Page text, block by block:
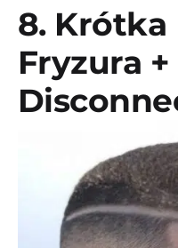
8. Krótka
Fryzura +